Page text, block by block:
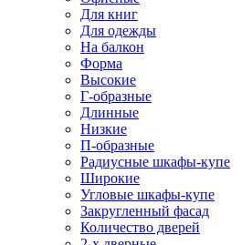
Для книг
Для одежды
На балкон
Форма
Высокие
Г-образные
Длинные
Низкие
П-образные
Радиусные шкафы-купе
Широкие
Угловые шкафы-купе
Закругленный фасад
Количество дверей